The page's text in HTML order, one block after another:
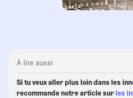
À lire aussi
Si tu veux aller plus loin dans les
recommande notre article sur les